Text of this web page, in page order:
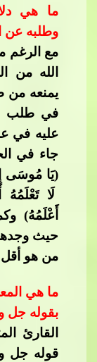
ما هي
وطلبه عن
مع الرغم
الله من
يمنعه من
في طلب
عليه في
جاء في
(يَا مُوسَى
لَا
أَعْلَمُهُ)
حيث
من هو أقل
ما هي
بقوله جل
القارئ
قوله جل